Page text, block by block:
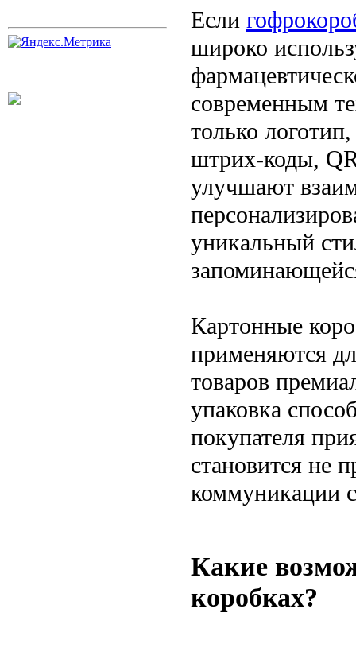
Если
широко
современным
только
штрих-коды,
улучшают
уникальный
Картонные
применяются
товаров
упаковка
покупателя
становится не
коммуникации
Какие
коробках?